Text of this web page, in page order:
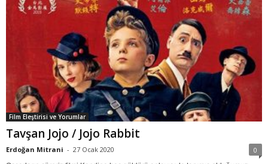
Film Eleştirisi ve Yorumlar
Tavşan Jojo / Jojo Rabbit
Erdoğan Mitrani - 27 Ocak 2020 0